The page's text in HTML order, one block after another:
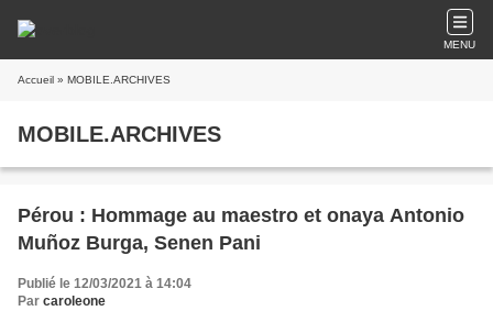
MENU
Accueil » MOBILE.ARCHIVES
MOBILE.ARCHIVES
Pérou : Hommage au maestro et onaya Antonio
Muñoz Burga, Senen Pani
Publié le 12/03/2021 à 14:04
Par caroleone